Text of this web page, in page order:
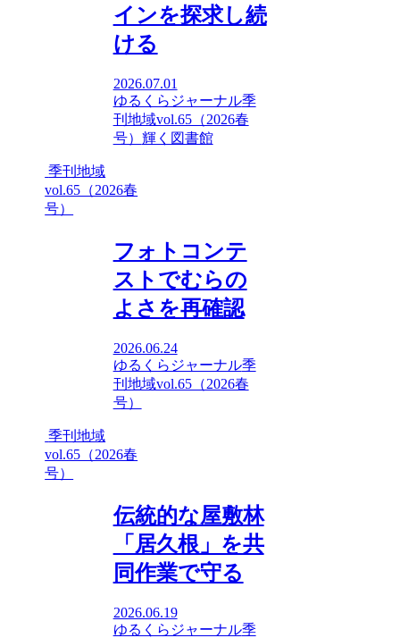
インを探求し続
ける
2026.07.01
ゆるくらジャーナル季
刊地域vol.65（2026春
号） 輝く図書館
季刊地域
vol.65（2026春
号）
フォトコンテ
ストでむらの
よさを再確認
2026.06.24
ゆるくらジャーナル季
刊地域vol.65（2026春
号）
季刊地域
vol.65（2026春
号）
伝統的な屋敷林
「居久根」を共
同作業で守る
2026.06.19
ゆるくらジャーナル季